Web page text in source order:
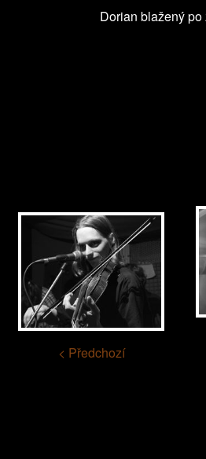
Dorian blažený
< Předchozí